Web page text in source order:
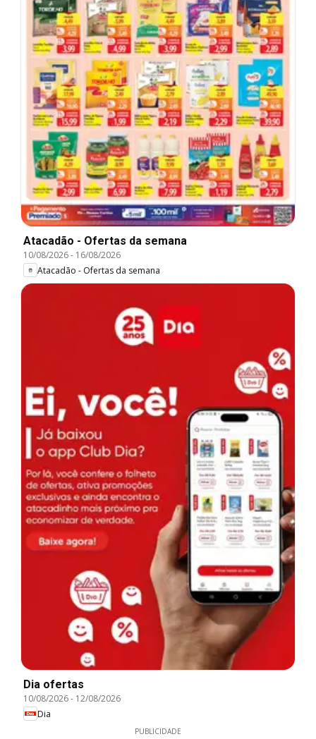
Atacadão - Ofertas da semana
10/08/2026- 16/08/2026
Atacadão - Ofertas da semana
Dia ofertas
10/08/2026- 12/08/2026
Dia
PUBLICIDADE